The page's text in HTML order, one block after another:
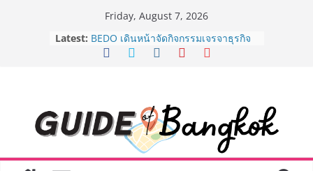
Friday, August 7, 2026
Latest: AirAsia X SEE FAH พันธมิตรทางธุรกิจ
ยาวนานกว่า 20 ปี ต่อยอดเสิร์ฟความ
“BIO TRADE CONNECT 2026” ยก
ระดับผลิตภัณฑ์ท้องถิ่นสู่ตลาดเชิง
พาณิชย์อย่างยั่งยืน
“ตลาดดอกไม้สี่มุมเมือง” ศูนย์รวมดอกไม้
สด ดอกไม้ประดิษฐ์ พวงมาลัย และสังฆ